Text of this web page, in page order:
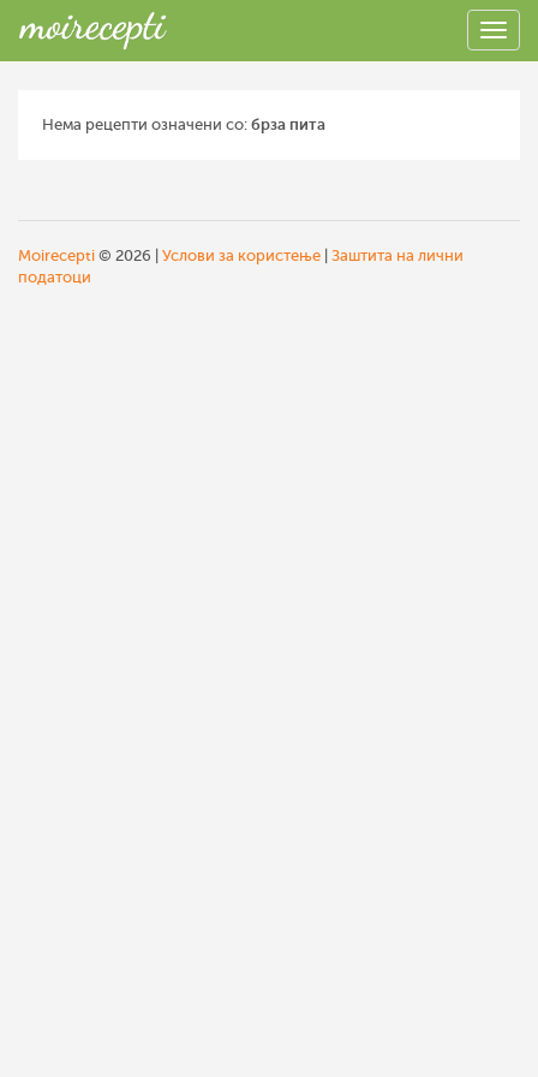
Нема рецепти означени со: брза пита
Moirecepti © 2026 | Услови за користење Заштита на лични
податоци